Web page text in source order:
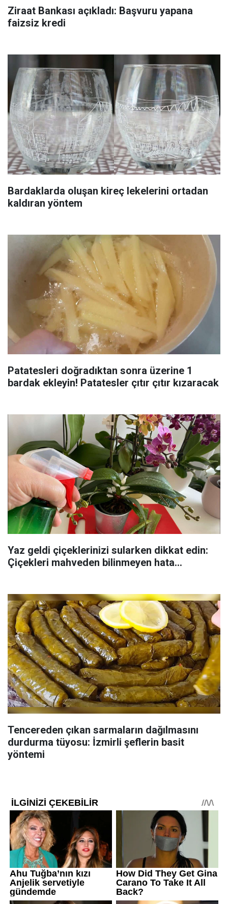
Ziraat Bankası açıkladı: Başvuru yapana
faizsiz kredi
Bardaklarda oluşan kireç lekelerini ortadan
kaldıran yöntem
Patatesleri doğradıktan sonra üzerine 1
bardak ekleyin! Patatesler çıtır çıtır kızaracak
Yaz geldi çiçeklerinizi sularken dikkat edin:
Çiçekleri mahveden bilinmeyen hata...
Tencereden çıkan sarmaların dağılmasını
durdurma tüyosu: İzmirli şeflerin basit
yöntemi